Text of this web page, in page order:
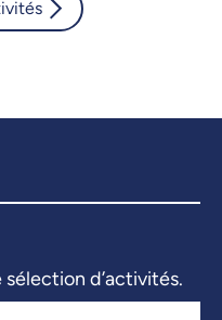
d’activités.